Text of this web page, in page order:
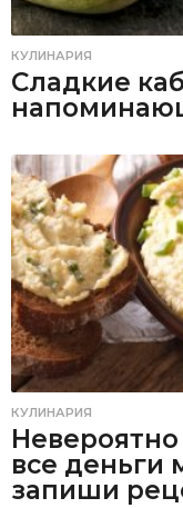
КУЛИНАРИЯ
Сладкие
КУЛИНАРИЯ
Невероятно
все деньги
запиши